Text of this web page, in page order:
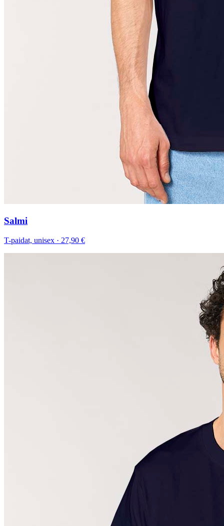
Salmi
T-paidat, unisex · 27,90 €